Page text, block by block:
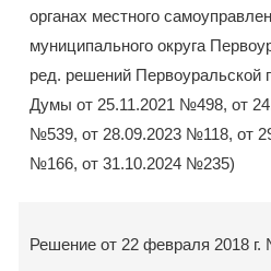
органах местного
муниципального округа
ред. решений Первоуральской
Думы от 25.11.2021 №498, от
№539, от 28.09.2023 №118, от
№166, от 31.10.2024 №235)
Решение от 22 февраля 2018